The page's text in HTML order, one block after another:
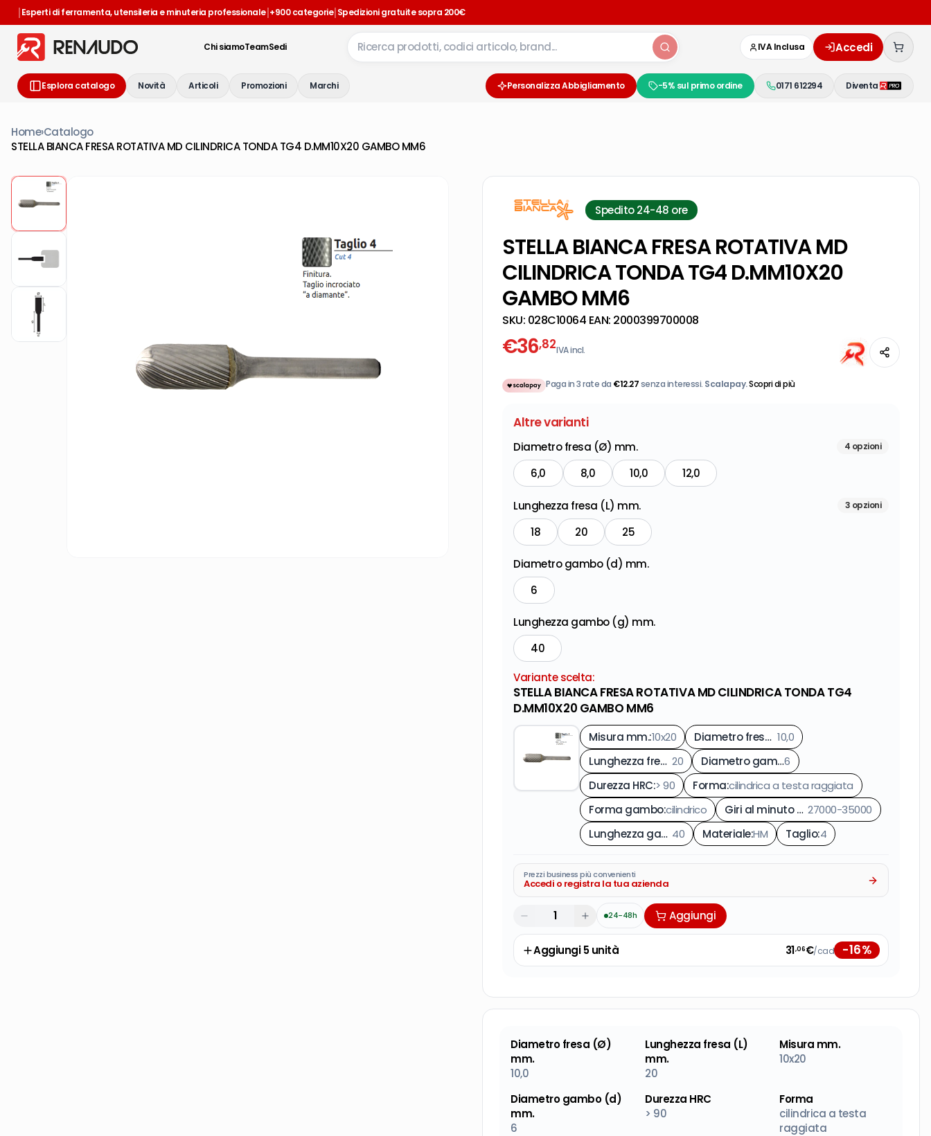
|Esperti di ferramenta, utensileria e minuteria professionale|+900 categorie|Spedizioni gratuite sopra 200€
Chi siamoTeamSedi IVA Inclusa Accedi
Esplora catalogo Novità Articoli Promozioni Marchi Personalizza Abbigliamento -5% sul primo ordine 0171 612294 Diventa
Home›Catalogo
STELLA BIANCA FRESA ROTATIVA MD CILINDRICA TONDA TG4 D.MM10X20 GAMBO MM6
Spedito 24-48 ore
STELLA BIANCA FRESA ROTATIVA MD
CILINDRICA TONDA TG4 D.MM10X20
GAMBO MM6
SKU: 028C10064 EAN: 2000399700008
€36,82IVA incl.
Paga in 3 rate da €12.27senza interessi. Scalapay.Scopri di più
Altre varianti
Diametro fresa (Ø) mm. 4 opzioni
6,0 8,0 10,0 12,0
Lunghezza fresa (L) mm. 3 opzioni
18 20 25
Diametro gambo (d) mm.
6
Lunghezza gambo (g) mm.
40
Variante scelta:
STELLA BIANCA FRESA ROTATIVA MD CILINDRICA TONDA TG4
D.MM10X20 GAMBO MM6
Misura mm.:10x20 Diametro fresa (Ø) mm. 10,0
Lunghezza fresa (L) mm.
:
20 Diametro gambo (d) mm.6
Durezza HRC:> 90 Forma:cilindrica a testa raggiata
Forma gambo:cilindrico Giri al minuto consigliati :
27000-35000
Lunghezza gambo (g) mm.
:
40 Materiale:HM Taglio:4
Prezzi business più convenienti
Accedi o registra la tua azienda
24-48h Aggiungi
Aggiungi5unità 31,06€/cad -16%
Diametro fresa (Ø)
mm.
10,0
Lunghezza fresa (L)
mm.
20
Misura mm.
10x20
Diametro gambo (d)
mm.
6
Durezza HRC
> 90
Forma
cilindrica a testa
raggiata